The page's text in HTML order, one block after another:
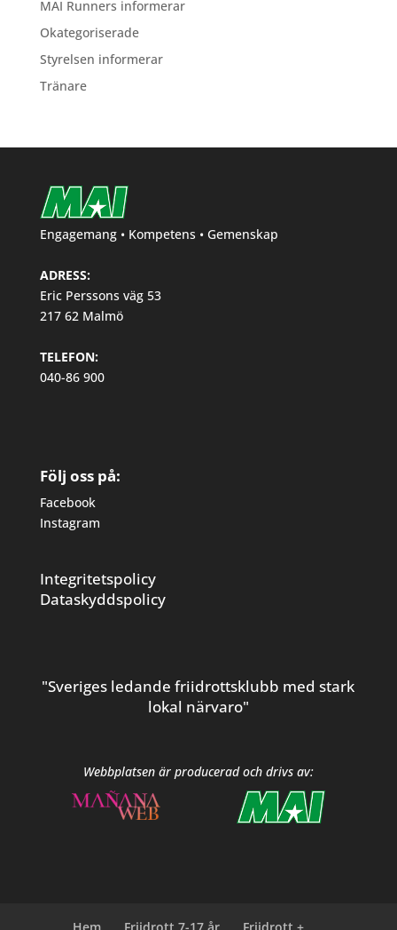
MAI Runners informerar
Okategoriserade
Styrelsen informerar
Tränare
Engagemang • Kompetens • Gemenskap
ADRESS:
Eric Perssons väg 53
217 62 Malmö
TELEFON:
040-86 900
Följ oss på:
Facebook
Instagram
Integritetspolicy
Dataskyddspolicy
"Sveriges ledande friidrottsklubb med stark
lokal närvaro"
Webbplatsen är producerad och drivs av: